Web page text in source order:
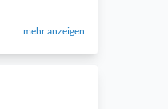
mehr anzeigen